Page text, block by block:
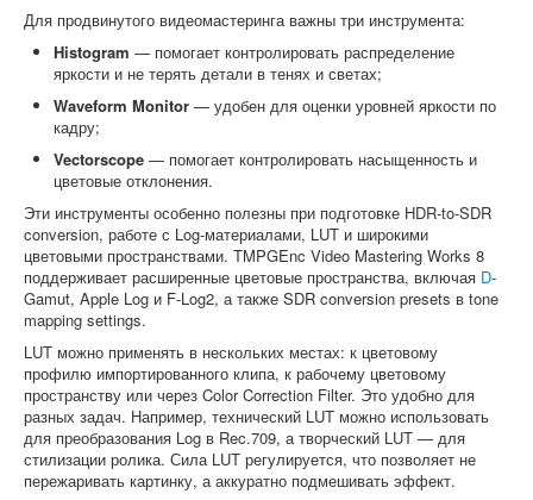
Для продвинутого видеомастеринга важны три инструмента:
Histogram — помогает контролировать распределение
яркости и не терять детали в тенях и светах;
Waveform Monitor — удобен для оценки уровней яркости по
кадру;
Vectorscope — помогает контролировать насыщенность и
цветовые отклонения.
Эти инструменты особенно полезны при подготовке HDR-to-SDR
conversion, работе с Log-материалами, LUT и широкими
цветовыми пространствами. TMPGEnc Video Mastering Works 8
поддерживает расширенные цветовые пространства, включая D-
Gamut, Apple Log и F-Log2, а также SDR conversion presets в tone
mapping settings.
LUT можно применять в нескольких местах: к цветовому
профилю импортированного клипа, к рабочему цветовому
пространству или через Color Correction Filter. Это удобно для
разных задач. Например, технический LUT можно использовать
для преобразования Log в Rec.709, а творческий LUT — для
стилизации ролика. Сила LUT регулируется, что позволяет не
пережаривать картинку, а аккуратно подмешивать эффект.